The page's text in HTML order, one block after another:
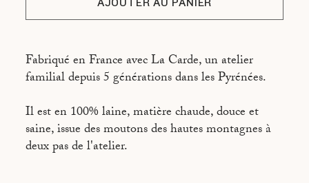
AJOUTER AU PANIER
Fabriqué en France avec La Carde, un atelier
familial depuis 5 générations dans les Pyrénées.
Il est en 100% laine, matière chaude, douce et
saine, issue des moutons des hautes montagnes à
deux pas de l'atelier.